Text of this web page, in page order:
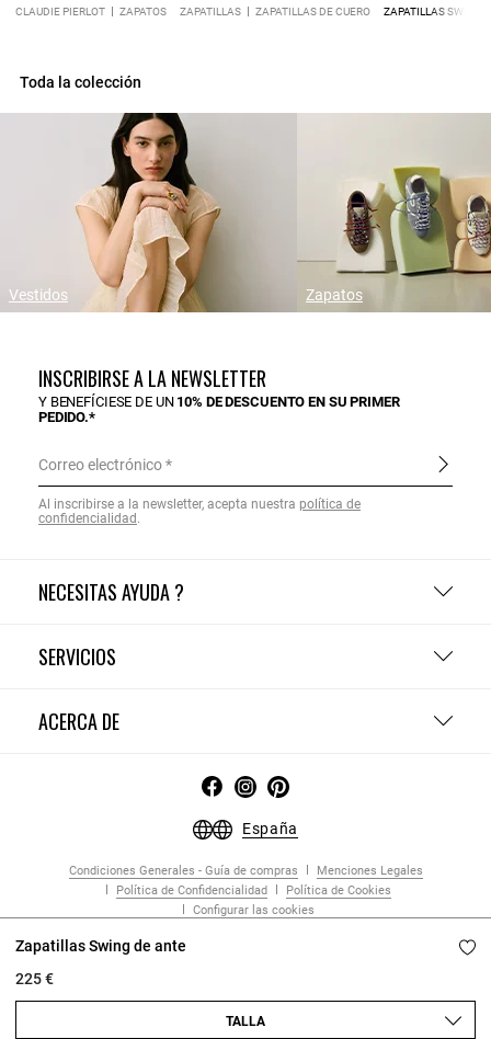
Zapatillas Swing de ante
225 €
TALLA
CLAUDIE PIERLOT ZAPATOS ZAPATILLAS ZAPATILLAS DE CUERO ZAPATILLAS SWING
Toda la colección
Vestidos Zapatos
NECESITAS AYUDA ?
SERVICIOS
ACERCA DE
INSCRIBIRSE A LA NEWSLETTER
Y BENEFÍCIESE DE UN 10% DE DESCUENTO EN SU PRIMER
PEDIDO.*
Correo electrónico
Al inscribirse a la newsletter, acepta nuestra política de
confidencialidad .
España
Condiciones Generales - Guía de compras
Menciones Legales
Política de Confidencialidad
Política de Cookies
Configurar las cookies
Copyright © 2026 Claudie Pierlot. Todos los derechos reservados.